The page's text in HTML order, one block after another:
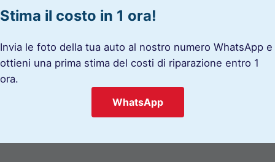
Stima il costo in 1 ora!
Invia le foto della tua auto al nostro numero WhatsApp e
ottieni una prima stima del costi di riparazione entro 1
ora.
WhatsApp